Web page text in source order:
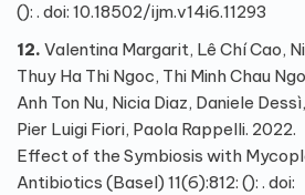
(): . doi: 10.18502/ijm.v14i6.11293
12. Valentina Margarit, Lê Chí Cao,
Thuy Ha Thi Ngoc, Thi Minh Chau
Anh Ton Nu, Nicia Diaz, Daniele
Pier Luigi Fiori, Paola Rappelli. 2022.
Effect of the Symbiosis with
Antibiotics (Basel) 11(6):812: (): . doi: